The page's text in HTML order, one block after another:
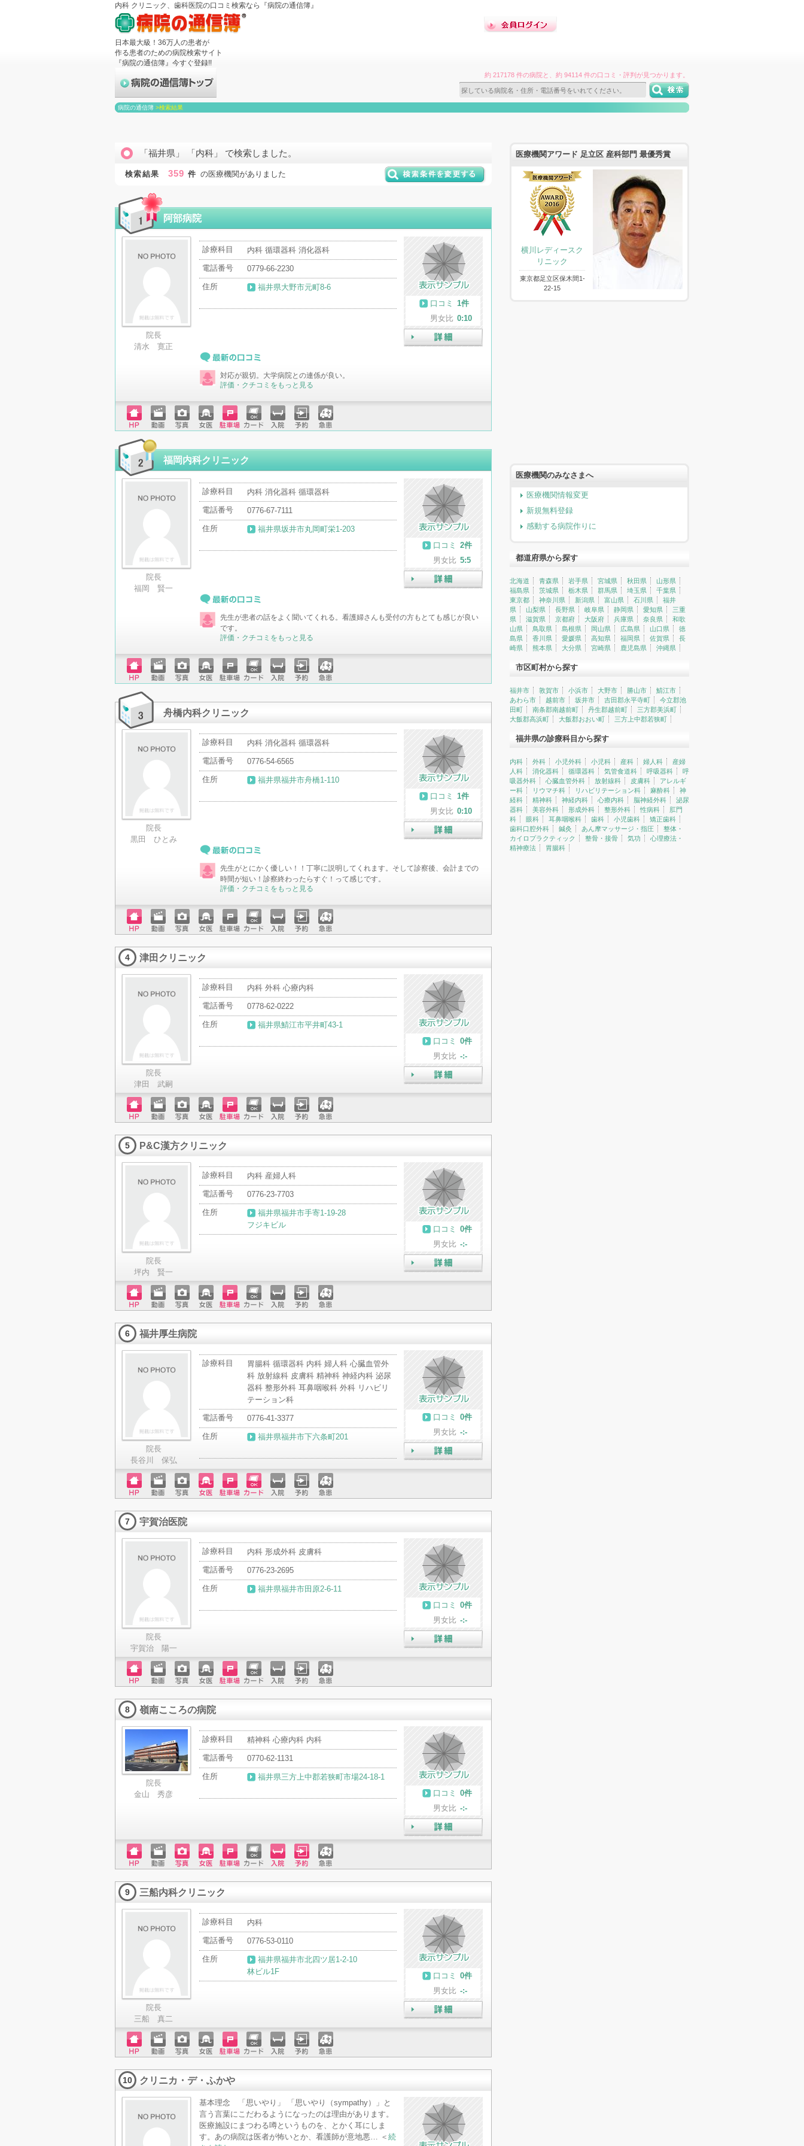
内科 クリニック、歯科医院の口コミ検索なら『病院の通信簿』
日本最大級！36万人の患者が
作る患者のための病院検索サイト
『病院の通信簿』今すぐ登録!!
約 217178 件の病院と、約 94114 件の口コミ・評判が見つかります。
病院の通信簿 >検索結果
「福井県」 「内科」 で検索しました。
検索結果 359 件 の医療機関がありました
阿部病院
院長
清水 寛正
診療科目
内科 循環器科 消化器科
電話番号
0779-66-2230
住所
福井県大野市元町8-6
口コミ
1件
男女比 0:10
最新の口コミ対応が親切。大学病院との連係が良い。
評価・クチコミをもっと見る
ホーム
ページ
動画 写真 女医 駐車場クレジ
ード
入院 予約 急患
福岡内科クリニック
院長
福岡 賢一
診療科目
内科 消化器科 循環器科
電話番号
0776-67-7111
住所
福井県坂井市丸岡町栄1-203
口コミ
2件
男女比 5:5
最新の口コミ先生が患者の話をよく聞いてくれる。看護婦さんも受付の方もとても感じが良い
です。
評価・クチコミをもっと見る
ホーム
ページ
動画 写真 女医 駐車場クレジ入院 予約 急患
舟橋内科クリニック
院長
黒田 ひとみ
診療科目
内科 消化器科 循環器科
電話番号
0776-54-6565
住所
福井県福井市舟橋1-110
口コミ
1件
男女比 0:10
最新の口コミ先生がとにかく優しい！！丁寧に説明してくれます。そして診察後、会計までの
時間が短い！診察終わったらすぐ！って感じです。
評価・クチコミをもっと見る
ホーム
ページ
動画 写真 女医 駐車場クレジ
ットカ
入院 予約 急患
4 津田クリニック
院長
津田 武嗣
診療科目
内科 外科 心療内科
電話番号
0778-62-0222
住所
福井県鯖江市平井町43-1
口コミ
0件
男女比 -:-
ホーム
ページ
動画 写真 女医 駐車場クレジ
ットカ
入院 予約 急患
5 P&C漢方クリニック
院長
坪内 賢一
診療科目
内科 産婦人科
電話番号
0776-23-7703
住所
福井県福井市手寄1-19-28
フジキビル
口コミ
0件
男女比 -:-
ホーム
ページ
動画 写真 女医 駐車場クレジ
ットカ
入院 予約 急患
6 福井厚生病院
院長
長谷川 保弘
診療科目
胃腸科 循環器科 内科 婦人科 心臓血管外
科 放射線科 皮膚科 精神科 神経内科 泌尿
器科 整形外科 耳鼻咽喉科 外科 リハビリ
テーション科
電話番号
0776-41-3377
住所
福井県福井市下六条町201
口コミ
0件
男女比 -:-
ホーム
ページ
動画 写真 女医 駐車場クレジ
ットカ
入院 予約 急患
7 宇賀治医院
院長
宇賀治 陽一
診療科目
内科 形成外科 皮膚科
電話番号
0776-23-2695
住所
福井県福井市田原2-6-11
口コミ
0件
男女比 -:-
ホーム
ページ
動画 写真 女医 駐車場クレジ
ットカ
入院 予約 急患
8 嶺南こころの病院
院長
金山 秀彦
診療科目
精神科 心療内科 内科
電話番号
0770-62-1131
住所
福井県三方上中郡若狭町市場24-18-1
口コミ
0件
男女比 -:-
詳細
ホーム
ページ
動画 写真 女医 駐車場クレジ
ットカ
入院 予約 急患
9 三船内科クリニック
院長
三船 真二
診療科目
内科
電話番号
0776-53-0110
住所
福井県福井市北四ツ居1-2-10
林ビル1F
口コミ
0件
男女比 -:-
ホーム
ページ
動画 写真 女医 駐車場クレジ
ットカ
入院 予約 急患
10 クリニカ・デ・ふかや
基本理念 「思いやり」 「思いやり（sympathy）」と
言う言葉にこだわるようになったのは理由があります。
医療施設にまつわる噂というものを、とかく耳にしま
す。あの病院は医者が怖いとか、看護師が意地悪… ＜ 続
医療機関アワード 足立区 産科部門 最優秀賞
横川レディースク
リニック
東京都足立区保木間1-
22-15
医療機関のみなさまへ
医療機関情報変更
新規無料登録
感動する病院作りに
都道府県から探す
北海道 青森県 岩手県 宮城県 秋田県
山形県
福島県
茨城県 栃木県 群馬県 埼玉県
千葉県
東京都
神奈川県 新潟県 富山県 石川県
福井
県
山梨県 長野県 岐阜県 静岡県 愛知県
三重
県
滋賀県 京都府 大阪府 兵庫県 奈良県
和歌
山県
鳥取県 島根県 岡山県 広島県 山口県
徳
島県
香川県 愛媛県 高知県 福岡県 佐賀県
長
崎県
熊本県 大分県 宮崎県 鹿児島県 沖縄県
市区町村から探す
福井市 敦賀市 小浜市 大野市 勝山市
鯖江市
あわら市
越前市 坂井市 吉田郡永平寺町
今立郡池
田町
南条郡南越前町 丹生郡越前町
三方郡美浜町
大飯郡高浜町
大飯郡おおい町 三方上中郡若狭町
福井県の診療科目から探す
内科 外科 小児外科 小児科 産科 婦人科
産婦
人科
消化器科 循環器科 気管食道科 呼吸器科
呼
吸器外科
心臓血管外科 放射線科 皮膚科
アレルギ
ー科
リウマチ科 リハビリテーション科 麻酔科
神
経科
精神科 神経内科 心療内科 脳神経外科
泌尿
器科
美容外科 形成外科 整形外科 性病科
肛門
科
眼科 耳鼻咽喉科 歯科 小児歯科
矯正歯科
歯科口腔外科
鍼灸 あん摩マッサージ・指圧
整体・
カイロプラクティック
整骨・接骨 気功
心理療法・
精神療法
胃腸科